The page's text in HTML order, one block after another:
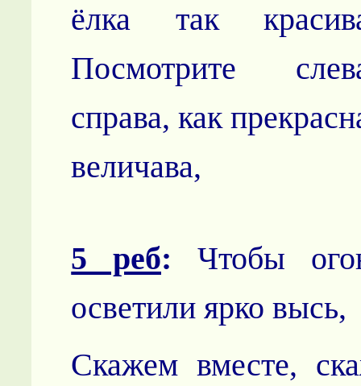
ёлка так
Посмотрите
справа, как
величава,
5 реб: Чтобы
осветили ярко высь,
Скажем вместе,